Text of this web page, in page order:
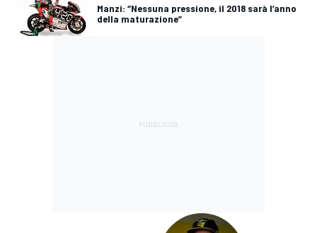
Manzi: “Nessuna pressione, il 2018 sarà l’anno
della maturazione”